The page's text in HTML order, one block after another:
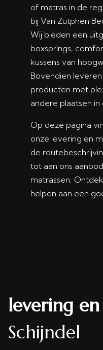
of matras in de
bij Van Zutphen
Wij bieden een
boxsprings,
kussens van
Bovendien
producten met
andere plaatsen in
Op deze pagina
onze levering en
de
tot aan ons
matrassen.
helpen aan een
levering
Schijndel